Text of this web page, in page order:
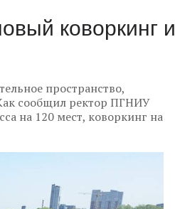
коворкинг и
пространство,
сообщил ректор ПГНИУ
на 120 мест, коворкинг на